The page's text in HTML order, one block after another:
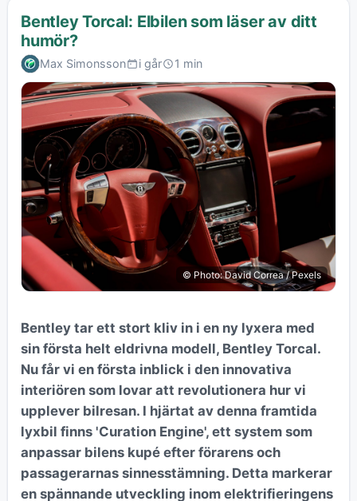
Bentley Torcal: Elbilen som läser av ditt
humör?
Max Simonsson i går 1 min
© Photo: David Correa / Pexels
Bentley tar ett stort kliv in i en ny lyxera med
sin första helt eldrivna modell, Bentley Torcal.
Nu får vi en första inblick i den innovativa
interiören som lovar att revolutionera hur vi
upplever bilresan. I hjärtat av denna framtida
lyxbil finns 'Curation Engine', ett system som
anpassar bilens kupé efter förarens och
passagerarnas sinnesstämning. Detta markerar
en spännande utveckling inom elektrifieringens